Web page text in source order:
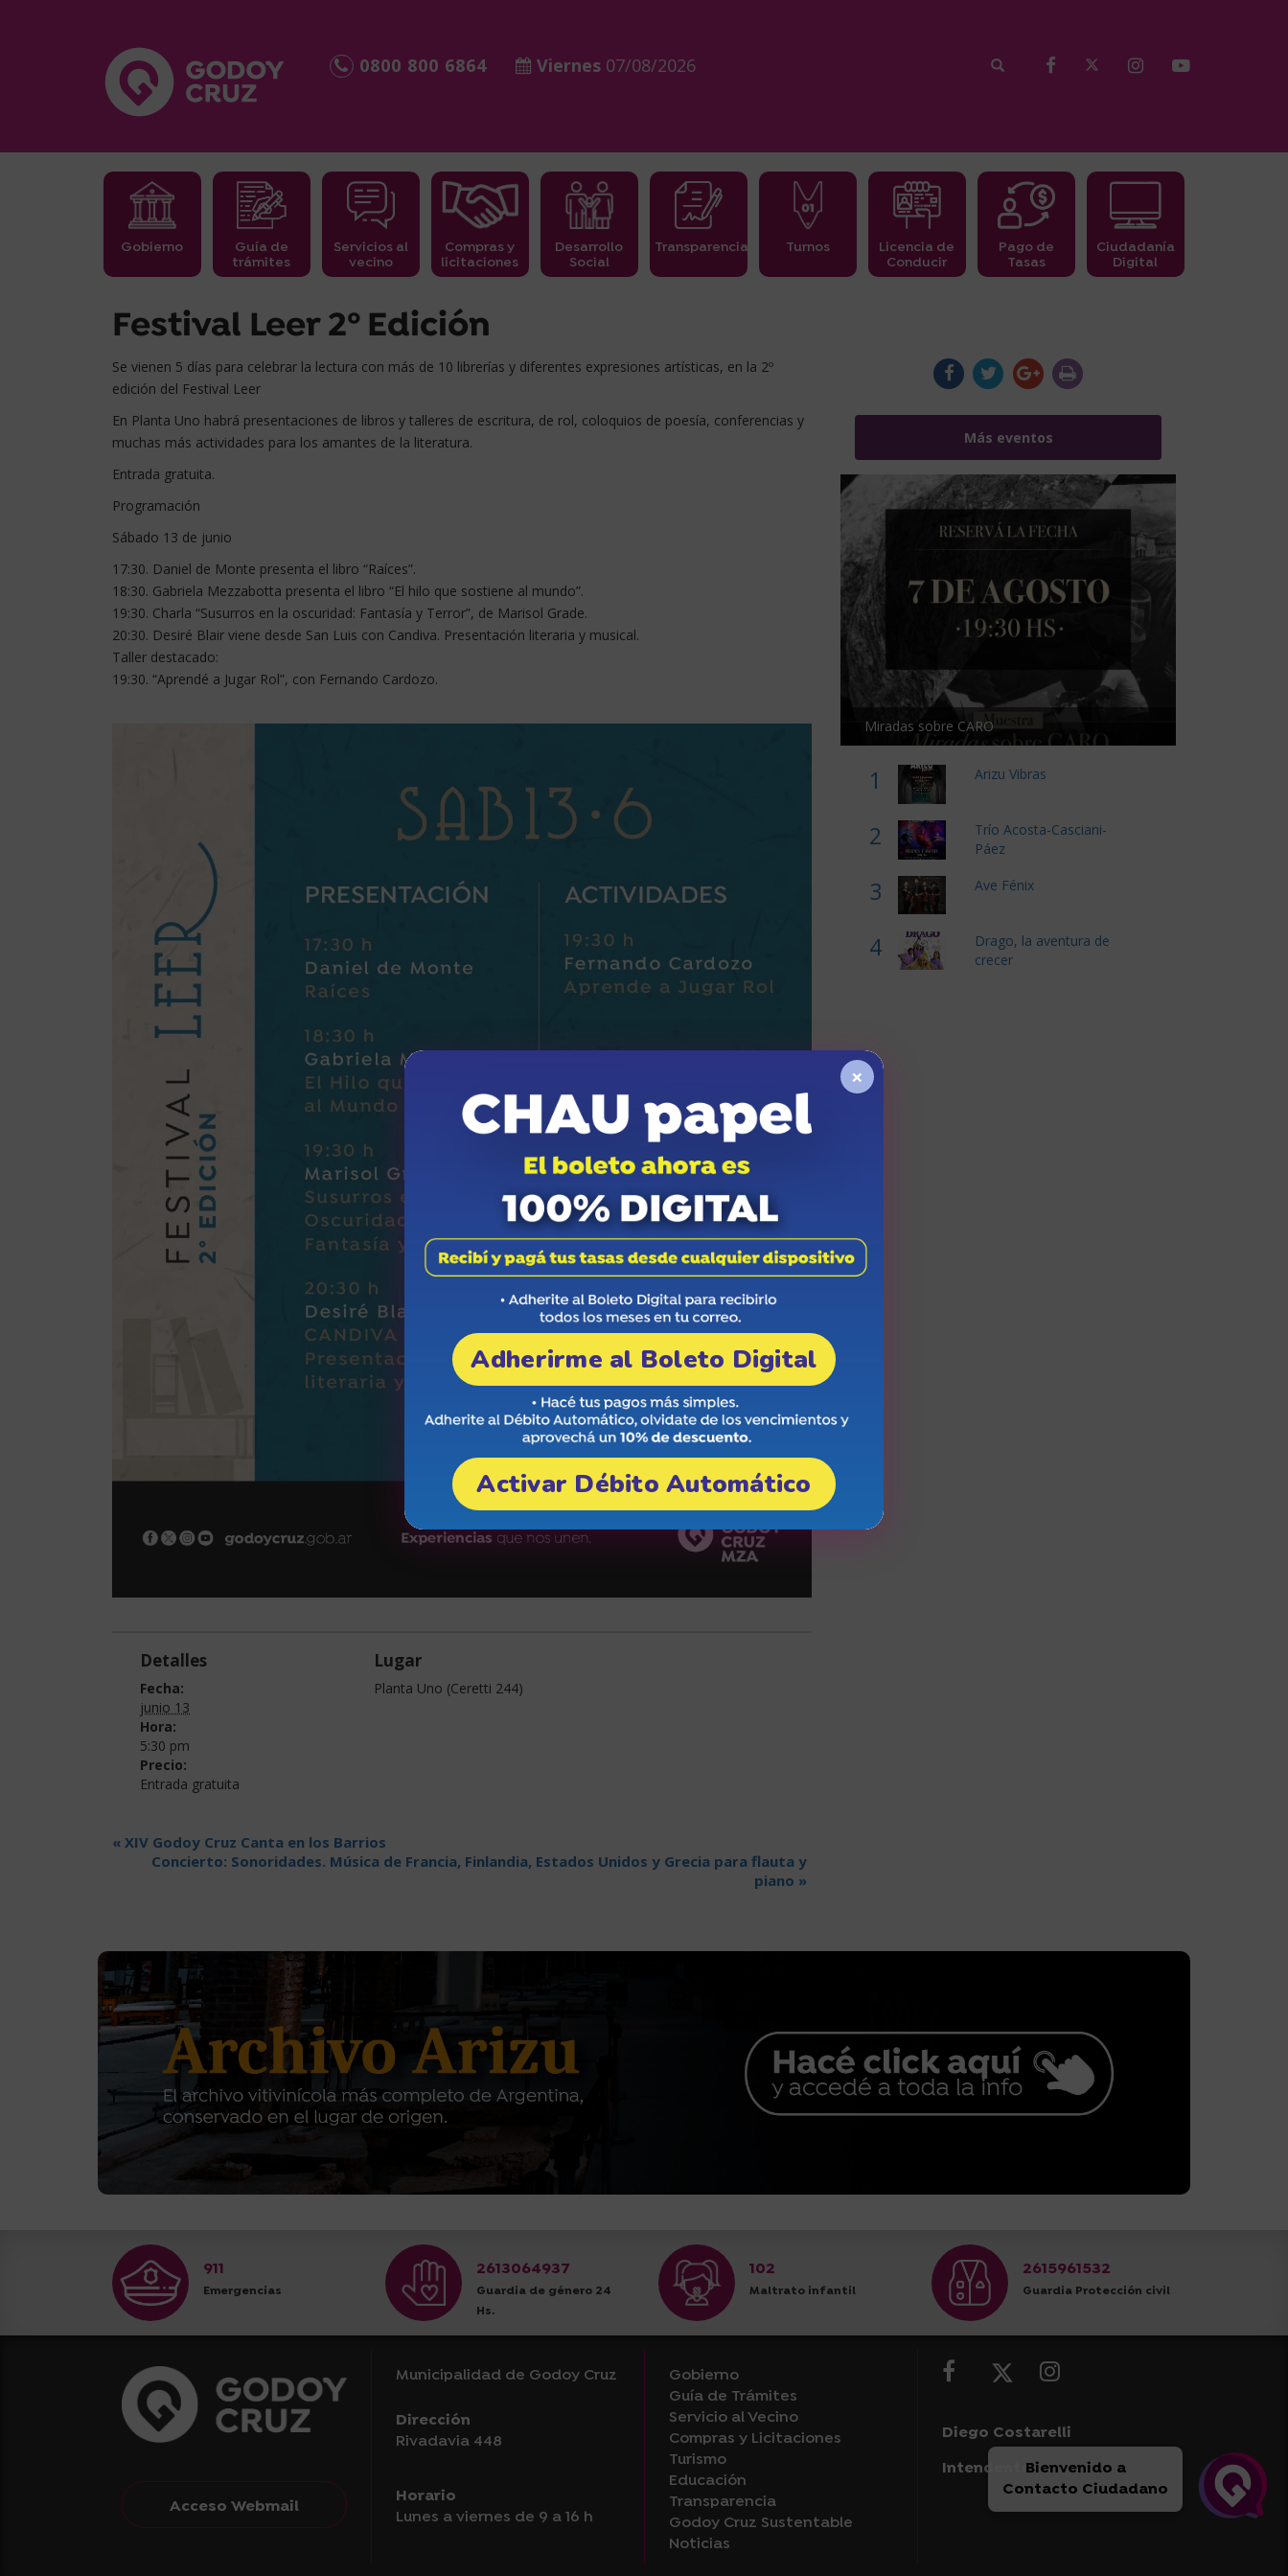
0800 800 6864 Viernes 07/08/2026
Gobierno
Guía de
trámites
Servicios al
vecino
Compras y
licitaciones
Desarrollo
Social
Transparencia Turnos
Licencia de
Conducir
Pago de
Tasas
Ciudadanía
Digital
Festival Leer 2º Edición
Se vienen 5 días para celebrar la lectura con más de 10 librerías y diferentes expresiones artísticas, en la 2º
edición del Festival Leer
En Planta Uno habrá presentaciones de libros y talleres de escritura, de rol, coloquios de poesía, conferencias y
muchas más actividades para los amantes de la literatura.
Entrada gratuita.
Programación
Sábado 13 de junio
17:30. Daniel de Monte presenta el libro “Raíces”.
18:30. Gabriela Mezzabotta presenta el libro “El hilo que sostiene al mundo”.
19:30. Charla “Susurros en la oscuridad: Fantasía y Terror”, de Marisol Grade.
20:30. Desiré Blair viene desde San Luis con Candiva. Presentación literaria y musical.
Taller destacado:
19:30. “Aprendé a Jugar Rol”, con Fernando Cardozo.
Detalles
Fecha:
junio 13
Hora:
5:30 pm
Precio:
Entrada gratuita
Lugar
Planta Uno (Ceretti 244)
« XIV Godoy Cruz Canta en los Barrios
Concierto: Sonoridades. Música de Francia, Finlandia, Estados Unidos y Grecia para flauta y
piano »
Más eventos
Miradas sobre CARO
1 Arizu Vibras
2
Trío Acosta-Casciani-
Páez
3 Ave Fénix
4
Drago, la aventura de
crecer
911
Emergencias
2613064937
Guardia de género 24
Hs.
102
Maltrato infantil
2615961532
Guardia Protección civil
Acceso Webmail
Municipalidad de Godoy Cruz
Dirección
Rivadavia 448
Horario
Lunes a viernes de 9 a 16 h
Gobierno
Guía de Trámites
Servicio al Vecino
Compras y Licitaciones
Turismo
Educación
Transparencia
Godoy Cruz Sustentable
Noticias
Diego Costarelli
IntendenteBienvenido a
Contacto Ciudadano
×
Adherirme al Boleto Digital
Activar Débito Automático